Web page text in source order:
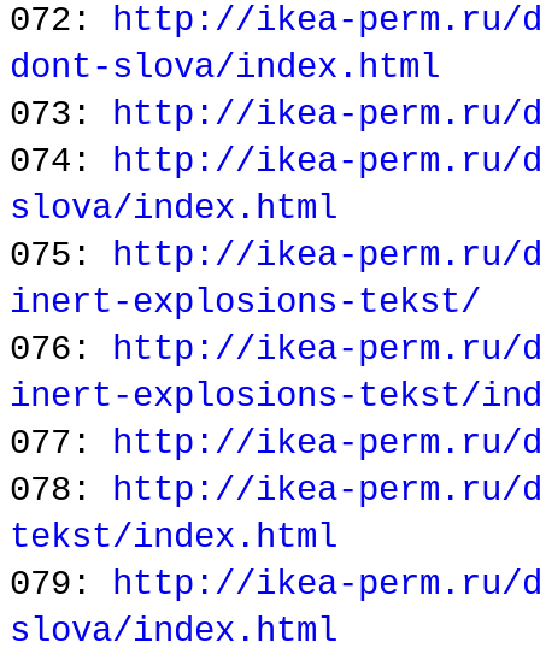
072: http://ikea-perm.ru/
dont-slova/index.html
073: http://ikea-perm.ru/
074: http://ikea-perm.ru/
slova/index.html
075: http://ikea-perm.ru/
inert-explosions-tekst/
076: http://ikea-perm.ru/
inert-explosions-tekst/
077: http://ikea-perm.ru/
078: http://ikea-perm.ru/
tekst/index.html
079: http://ikea-perm.ru/
slova/index.html